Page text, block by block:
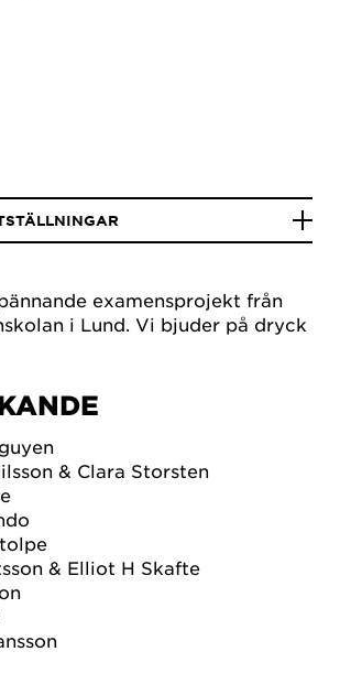
examensprojekt från
i Lund. Vi bjuder på dryck
& Clara Storsten
& Elliot H Skafte